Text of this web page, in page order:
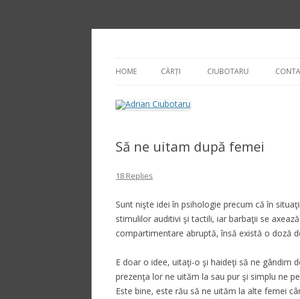
HOME CĂRȚI CIUBOTARU
Să ne uitam după femei
18 Replies
Sunt nişte idei în psihologie precum că în
stimulilor auditivi şi tactili, iar barbaţii se
compartimentare abruptă, însă există o doză
E doar o idee, uitaţi-o şi haideţi să ne gândim
prezenţa lor ne uităm la sau pur şi simplu ne
Este bine, este rău să ne uităm la alte femei